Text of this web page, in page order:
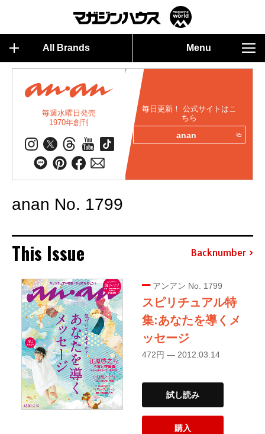
All Brands Menu
毎週水曜日発売
1970年創刊
毎日更新！ 公式サイトはこ
ちら
anan
anan No. 1799
This Issue Backnumber
アンアン No. 1799
スピリチュアル特
集:あなたを導くメ
ッセージ
472円 — 2012.03.14
試し読み
購入